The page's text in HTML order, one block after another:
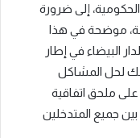
إلى ضرورة
موضحة في هذا
البيضاء في إطار
لحل المشاكل
على ملحق اتفاقية
بين جميع المتدخلين